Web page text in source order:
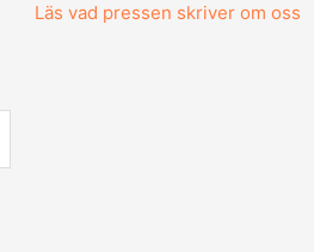
Läs vad pressen skriver om oss